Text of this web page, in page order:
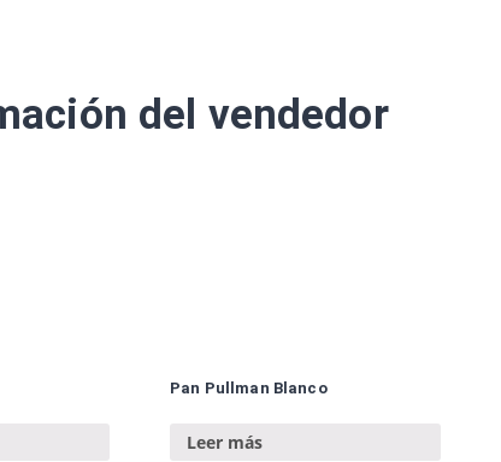
del vendedor
Pan Pullman Blanco
Leer más